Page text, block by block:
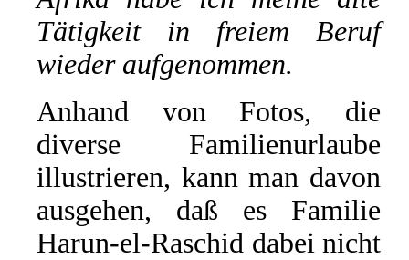
Tätigkeit in freiem Beruf
wieder aufgenommen.
Anhand von Fotos, die
diverse Familienurlaube
illustrieren, kann man davon
ausgehen, daß es Familie
Harun-el-Raschid dabei nicht